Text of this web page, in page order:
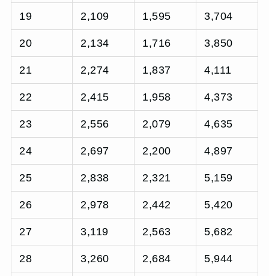
19 2,109 1,595 3,704
20 2,134 1,716 3,850
21 2,274 1,837 4,111
22 2,415 1,958 4,373
23 2,556 2,079 4,635
24 2,697 2,200 4,897
25 2,838 2,321 5,159
26 2,978 2,442 5,420
27 3,119 2,563 5,682
28 3,260 2,684 5,944